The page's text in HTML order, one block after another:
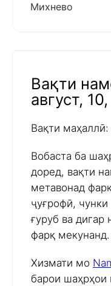
Михнево
Вақти
август,
Вақти маҳаллӣ:
Вобаста ба
доред, вақти
метавонад
ҷуғрофӣ, чунки
ғуруб ва
фарқ мекунанд.
Хизмати мо
барои шаҳрҳои